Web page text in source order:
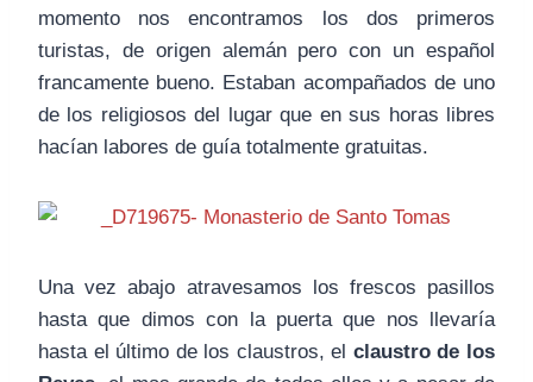
momento nos encontramos los dos primeros
turistas, de origen alemán pero con un español
francamente bueno. Estaban acompañados de uno
de los religiosos del lugar que en sus horas libres
hacían labores de guía totalmente gratuitas.
Una vez abajo atravesamos los frescos pasillos
hasta que dimos con la puerta que nos llevaría
hasta el último de los claustros, el claustro de los